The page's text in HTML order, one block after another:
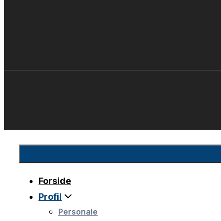
Forside
Profil
Personale